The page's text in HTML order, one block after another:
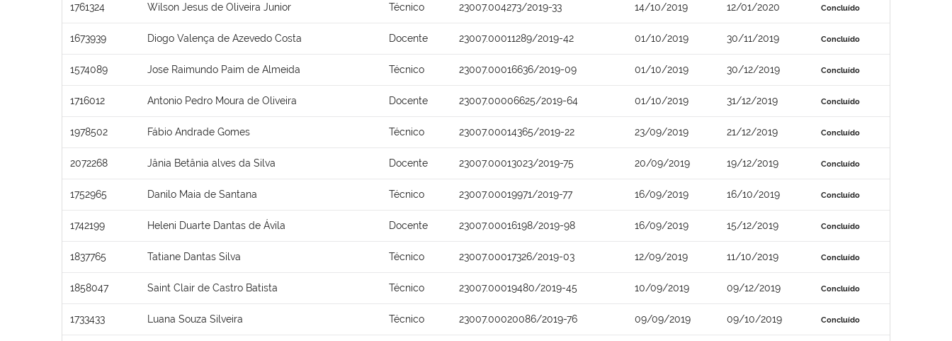
1761324 Wilson Jesus de Oliveira Junior Técnico 23007.004273/2019-33 14/10/2019 12/01/2020 Concluído
1673939 Diogo Valença de Azevedo Costa Docente 23007.00011289/2019-42 01/10/2019 30/11/2019 Concluído
1574089 Jose Raimundo Paim de Almeida Técnico 23007.00016636/2019-09 01/10/2019 30/12/2019 Concluído
1716012 Antonio Pedro Moura de Oliveira Docente 23007.00006625/2019-64 01/10/2019 31/12/2019 Concluído
1978502 Fábio Andrade Gomes Técnico 23007.00014365/2019-22 23/09/2019 21/12/2019 Concluído
2072268 Jânia Betânia alves da Silva Docente 23007.00013023/2019-75 20/09/2019 19/12/2019 Concluído
1752965 Danilo Maia de Santana Técnico 23007.00019971/2019-77 16/09/2019 16/10/2019 Concluído
1742199 Heleni Duarte Dantas de Ávila Docente 23007.00016198/2019-98 16/09/2019 15/12/2019 Concluído
1837765 Tatiane Dantas Silva Técnico 23007.00017326/2019-03 12/09/2019 11/10/2019 Concluído
1858047 Saint Clair de Castro Batista Técnico 23007.00019480/2019-45 10/09/2019 09/12/2019 Concluído
1733433 Luana Souza Silveira Técnico 23007.00020086/2019-76 09/09/2019 09/10/2019 Concluído